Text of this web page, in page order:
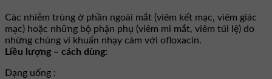
Các nhiễm trùng ở phần ngoài mắt (viêm kết mạc, viêm giác
mạc) hoặc những bộ phận phụ (viêm mi mắt, viêm túi lệ) do
những chủng vi khuẩn nhạy cảm với ofloxacin.
Liều lượng – cách dùng:
Dạng uống :